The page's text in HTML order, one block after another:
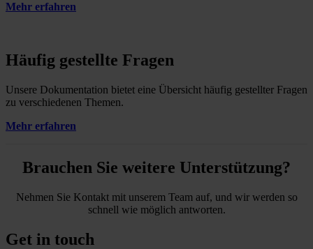
Mehr erfahren
Häufig gestellte Fragen
Unsere Dokumentation bietet eine Übersicht häufig gestellter Fragen
zu verschiedenen Themen.
Mehr erfahren
Brauchen Sie weitere Unterstützung?
Nehmen Sie Kontakt mit unserem Team auf, und wir werden so
schnell wie möglich antworten.
Get in touch